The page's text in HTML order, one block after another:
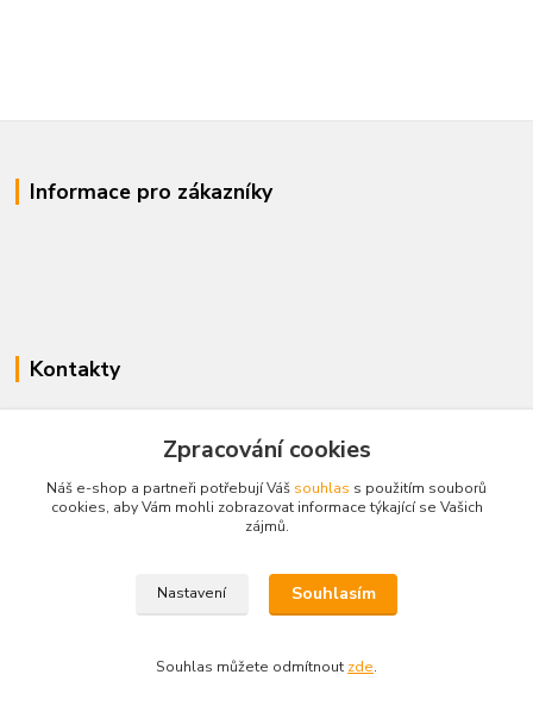
Informace pro zákazníky
Kontakty
+420 721 056 406
Po-Pá 09.00-14.00
Zpracování cookies
Náš e-shop a partneři potřebují Váš souhlas s použitím souborů
cookies, aby Vám mohli zobrazovat informace týkající se Vašich
zájmů.
Nastavení Souhlasím
Souhlas můžete odmítnout zde.